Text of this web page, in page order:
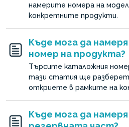
намерите номера на
конкретните продукти.
Къде мога да
номер на продукта?
Търсите каталожния
тази статия ще
откриете в рамките на
Къде мога да